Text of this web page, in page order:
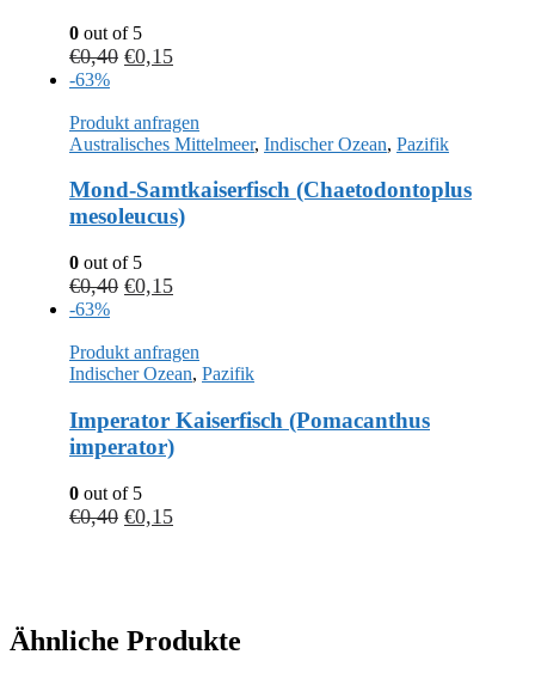
0 out of 5
€0,40 €0,15
-63%
Produkt anfragen
Australisches Mittelmeer, Indischer Ozean, Pazifik
Mond-Samtkaiserfisch (Chaetodontoplus
mesoleucus)
0 out of 5
€0,40 €0,15
-63%
Produkt anfragen
Indischer Ozean, Pazifik
Imperator Kaiserfisch (Pomacanthus
imperator)
0 out of 5
€0,40 €0,15
Ähnliche Produkte